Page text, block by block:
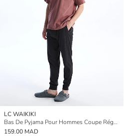
LC WAIKIKI
Bas De Pyjama Pour Hommes Coupe Régulière
159.00 MAD